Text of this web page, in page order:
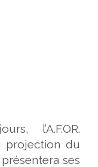
l’A.F.OR.
projection du
ses